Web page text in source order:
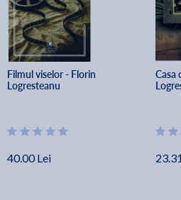
Filmul viselor - Florin
Logresteanu
40.00 Lei
Casa